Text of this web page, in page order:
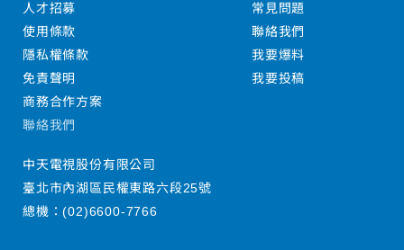
人才招募
使用條款
隱私權條款
免責聲明
商務合作方案
常見問題
聯絡我們
我要爆料
我要投稿
聯絡我們
中天電視股份有限公司
臺北市內湖區民權東路六段25號
總機：(02)6600-7766